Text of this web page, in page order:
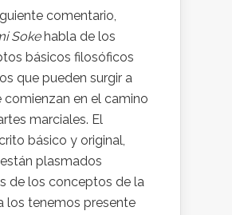
comentario,
Soke habla de los
básicos filosóficos
que pueden surgir a
comienzan en el camino
marciales. El
básico y original,
plasmados
de los conceptos de la
los tenemos presente